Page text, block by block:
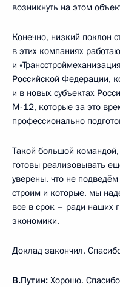
возникнуть на этом
Конечно, низкий поклон
в этих компаниях
и
Российской Федерации,
и в новых субъектах
М-12, которые за это
профессионально
Такой большой
готовы реализовывать
уверены, что не
строим и которые, мы
все в срок – ради наших
экономики.
Доклад закончил.
В.Путин: Хорошо.